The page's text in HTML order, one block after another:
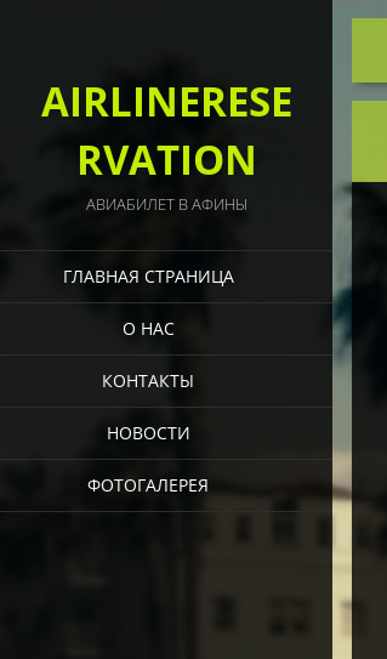
AIRLINERESE
RVATION
АВИАБИЛЕТ В АФИНЫ
ГЛАВНАЯ СТРАНИЦА
О НАС
КОНТАКТЫ
НОВОСТИ
ФОТОГАЛЕРЕЯ